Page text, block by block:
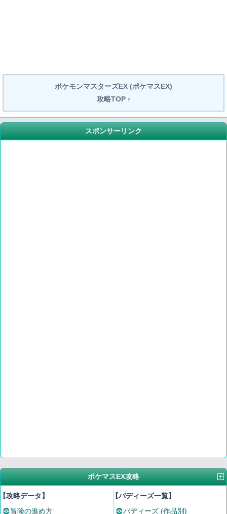
ポケモンマスターズEX (ポケマスEX)
攻略TOP ›
スポンサーリンク
ポケマスEX攻略
攻略データ】
冒険の進め方
【バディーズ一覧】
バディーズ (作品別)